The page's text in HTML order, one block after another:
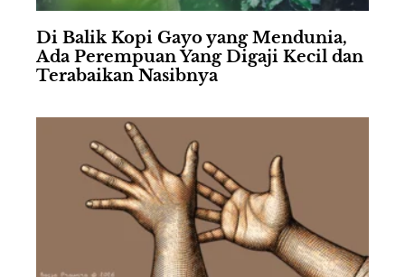
Di Balik Kopi Gayo yang Mendunia,
Ada Perempuan Yang Digaji Kecil dan
Terabaikan Nasibnya